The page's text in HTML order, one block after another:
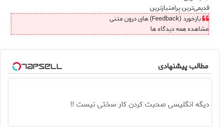
قدیمی‌ترینپرامتیازترین
بازخورد (Feedback) های درون متنی
مشاهده همه دیدگاه ها
مطالب پیشنهادی
دیگه انگلیسی صحبت کردن کار سختی نیست !!